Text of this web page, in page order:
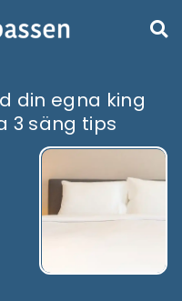
med din
våra 3 säng